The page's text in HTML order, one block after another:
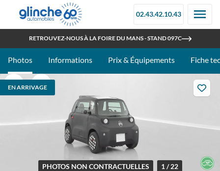
02.43.42.10.43
RETROUVEZ-NOUS À LA FOIRE DU MANS - STAND 097C
OUVERT TOUT L'ÉTÉ
Photos Informations Prix & Équipements Fiche
EN ARRIVAGE
PHOTOS NON CONTRACTUELLES 1 / 22